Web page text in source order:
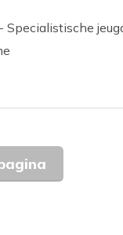
Specialistische